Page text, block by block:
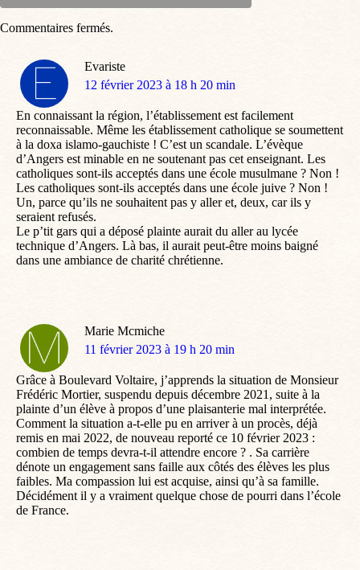
Evariste
dit
12 février 2023 à 18 h 20 min
En connaissant la région, l’établissement est facilement
reconnaissable. Même les établissement catholique se soumettent
à la doxa islamo-gauchiste ! C’est un scandale. L’évèque
d’Angers est minable en ne soutenant pas cet enseignant. Les
catholiques sont-ils acceptés dans une école musulmane ? Non !
Les catholiques sont-ils acceptés dans une école juive ? Non !
Un, parce qu’ils ne souhaitent pas y aller et, deux, car ils y
seraient refusés.
Le p’tit gars qui a déposé plainte aurait du aller au lycée
technique d’Angers. Là bas, il aurait peut-être moins baigné
dans une ambiance de charité chrétienne.
Marie Mcmiche
dit
11 février 2023 à 19 h 20 min
Grâce à Boulevard Voltaire, j’apprends la situation de Monsieur
Frédéric Mortier, suspendu depuis décembre 2021, suite à la
plainte d’un élève à propos d’une plaisanterie mal interprétée.
Comment la situation a-t-elle pu en arriver à un procès, déjà
remis en mai 2022, de nouveau reporté ce 10 février 2023 :
combien de temps devra-t-il attendre encore ? . Sa carrière
dénote un engagement sans faille aux côtés des élèves les plus
faibles. Ma compassion lui est acquise, ainsi qu’à sa famille.
Décidément il y a vraiment quelque chose de pourri dans l’école
de France.
Commentaires fermés.